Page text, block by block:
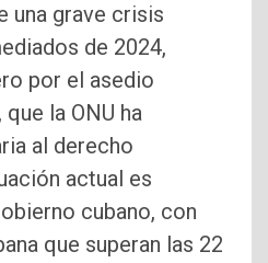
una grave crisis
de 2024,
por el asedio
la ONU ha
al derecho
actual es
cubano, con
que superan las 22